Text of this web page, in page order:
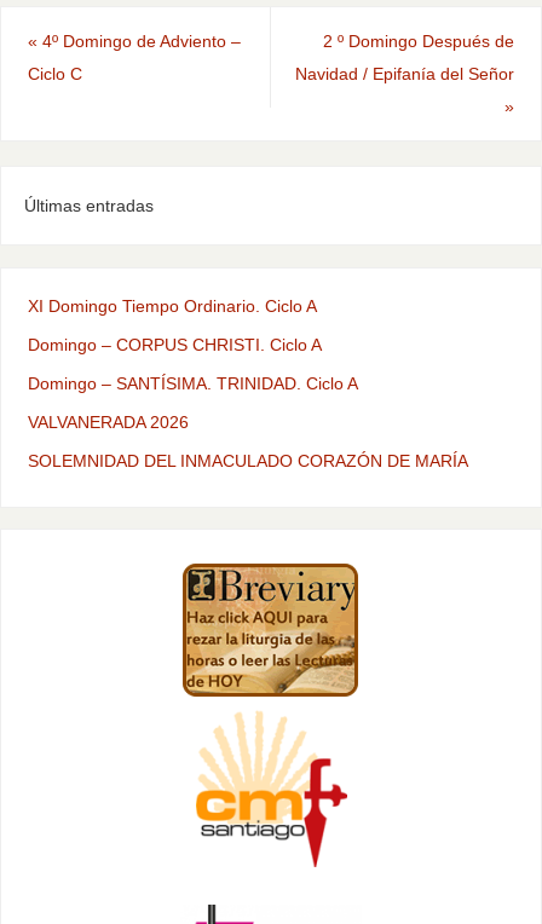
« 4º Domingo de Adviento –
Ciclo C
2 º Domingo Después de
Navidad / Epifanía del Señor
»
Últimas entradas
XI Domingo Tiempo Ordinario. Ciclo A
Domingo – CORPUS CHRISTI. Ciclo A
Domingo – SANTÍSIMA. TRINIDAD. Ciclo A
VALVANERADA 2026
SOLEMNIDAD DEL INMACULADO CORAZÓN DE MARÍA